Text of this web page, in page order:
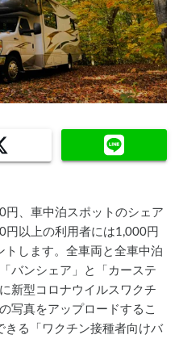
円、車中泊スポットのシェア
円以上の利用者には1,000円
トします。全車両と全車中泊
バンシェア」と「カーステ
新型コロナウイルスワクチ
写真をアップロードするこ
きる「ワクチン接種者向けバ